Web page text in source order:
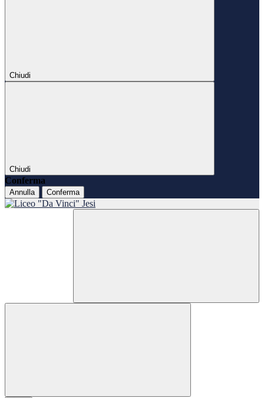
Chiudi
Chiudi
Conferma
Annulla Conferma